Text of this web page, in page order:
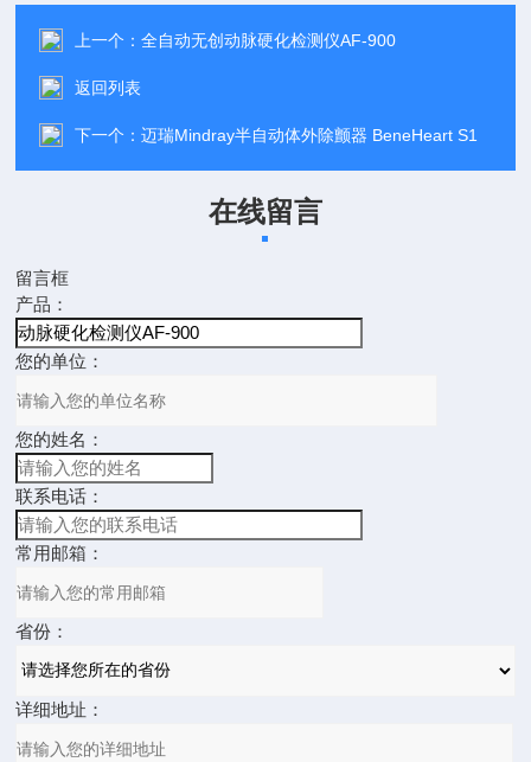
上一个：全自动无创动脉硬化检测仪AF-900
返回列表
下一个：迈瑞Mindray半自动体外除颤器 BeneHeart S1
在线留言
留言框
产品：
您的单位：
您的姓名：
联系电话：
常用邮箱：
省份：
详细地址：